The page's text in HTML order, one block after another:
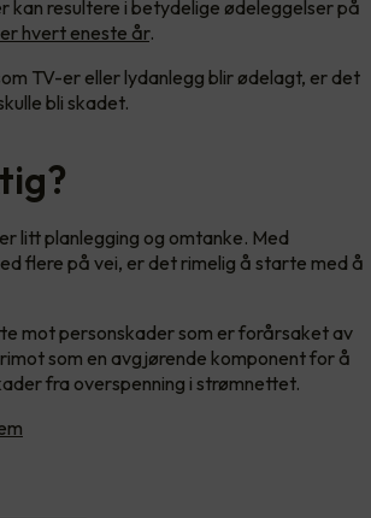
kan resultere i betydelige ødeleggelser på
hvert eneste år.
TV-er eller lydanlegg blir ødelagt, er det
bli skadet.
litt planlegging og omtanke. Med
flere på vei, er det rimelig å starte med å
mot personskader som er forårsaket av
som en avgjørende komponent for å
fra overspenning i strømnettet.